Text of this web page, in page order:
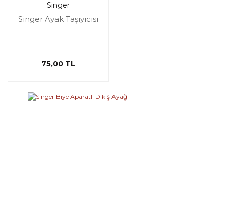
Singer
Singer Ayak Taşıyıcısı
75,00 TL